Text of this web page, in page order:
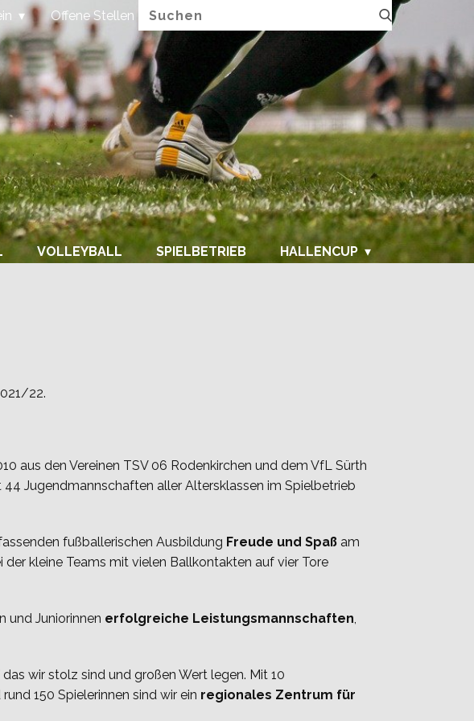
Offene Stellen FUPA.net
VOLLEYBALL SPIELBETRIEB HALLENCUP
22.
aus den Vereinen TSV 06 Rodenkirchen und dem VfL Sürth
44 Jugendmannschaften aller Altersklassen im Spielbetrieb
fußballerischen Ausbildung Freude und Spaß am
kleine Teams mit vielen Ballkontakten auf vier Tore
und Juniorinnen erfolgreiche Leistungsmannschaften,
wir stolz sind und großen Wert legen. Mit 10
150 Spielerinnen sind wir ein regionales Zentrum für